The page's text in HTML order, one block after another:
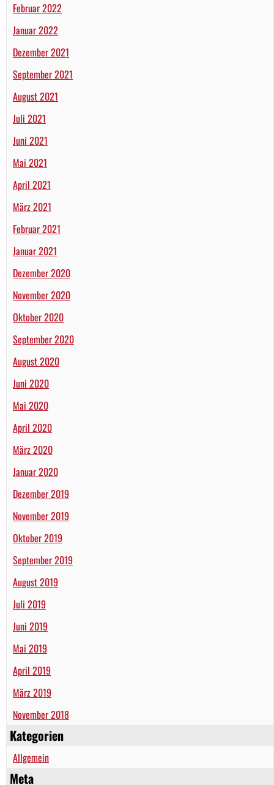
Februar 2022
Januar 2022
Dezember 2021
September 2021
August 2021
Juli 2021
Juni 2021
Mai 2021
April 2021
März 2021
Februar 2021
Januar 2021
Dezember 2020
November 2020
Oktober 2020
September 2020
August 2020
Juni 2020
Mai 2020
April 2020
März 2020
Januar 2020
Dezember 2019
November 2019
Oktober 2019
September 2019
August 2019
Juli 2019
Juni 2019
Mai 2019
April 2019
März 2019
November 2018
Kategorien
Allgemein
Meta